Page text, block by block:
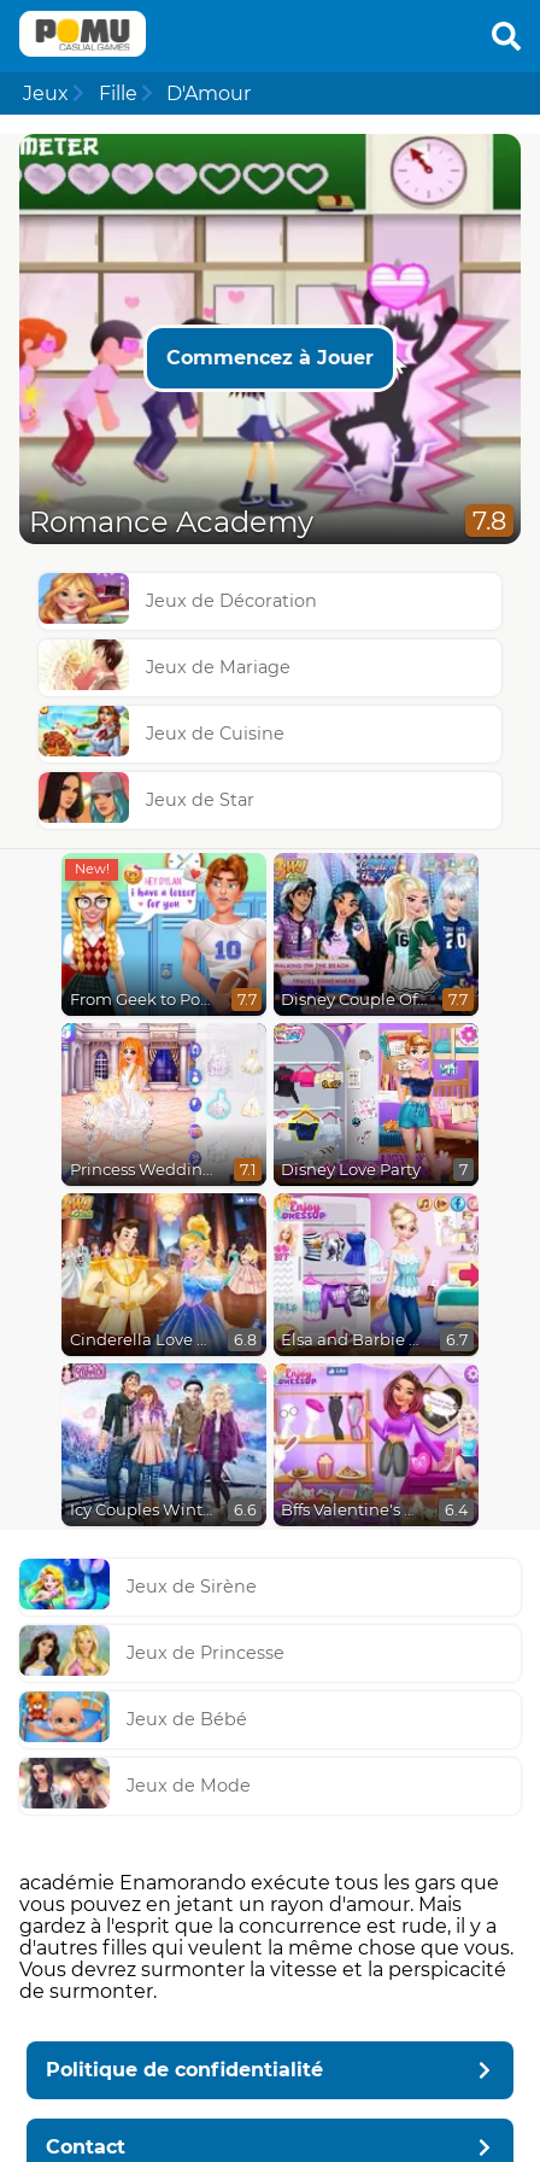
Jeux Fille D'Amour
Commencez à Jouer
Romance Academy 7.8
Jeux de Décoration
Jeux de Mariage
Jeux de Cuisine
Jeux de Star
From Geek to Popular Girl 7.7 Disney Couple Of The Year 7.7
Princess Wedding Drama 7.1 Disney Love Party 7
Cinderella Love On The Run 6.8 Elsa and Barbie Blind Date 6.7
Icy Couples Winter Time 6.6 Bffs Valentine's Day Party 6.4
Jeux de Sirène
Jeux de Princesse
Jeux de Bébé
Jeux de Mode
académie Enamorando exécute tous les gars que
vous pouvez en jetant un rayon d'amour. Mais
gardez à l'esprit que la concurrence est rude, il y a
d'autres filles qui veulent la même chose que vous.
Vous devrez surmonter la vitesse et la perspicacité
de surmonter.
Politique de confidentialité
Contact